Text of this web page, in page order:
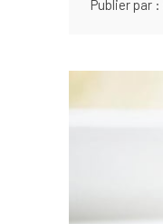
Publier par :